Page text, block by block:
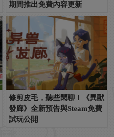
期間推出免費內容更新
修剪皮毛，聽些閑聊！《異獸
發廊》全新預告與Steam免費
試玩公開